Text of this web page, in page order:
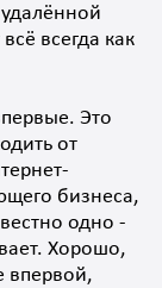
всё всегда как
Это
от
бизнеса,
одно -
Хорошо,
впервой,